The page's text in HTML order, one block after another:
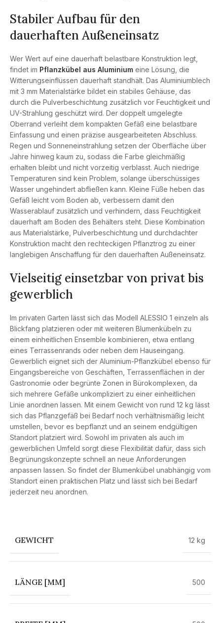
Stabiler Aufbau für den
dauerhaften Außeneinsatz
Wer Wert auf eine dauerhaft belastbare Konstruktion legt,
findet im Pflanzkübel aus Aluminium eine Lösung, die
Witterungseinflüssen dauerhaft standhält. Das Aluminiumblech
mit 3 mm Materialstärke bildet ein stabiles Gehäuse, das
durch die Pulverbeschichtung zusätzlich vor Feuchtigkeit und
UV-Strahlung geschützt wird. Der doppelt umgelegte
Oberrand verleiht dem kompakten Gefäß eine belastbare
Einfassung und einen präzise ausgearbeiteten Abschluss.
Regen und Sonneneinstrahlung setzen der Oberfläche über
Jahre hinweg kaum zu, sodass die Farbe gleichmäßig
erhalten bleibt und nicht vorzeitig verblasst. Auch niedrige
Temperaturen sind kein Problem, solange überschüssiges
Wasser ungehindert abfließen kann. Kleine Füße heben das
Gefäß leicht vom Boden ab, verbessern damit den
Wasserablauf zusätzlich und verhindern, dass Feuchtigkeit
dauerhaft am Boden des Behälters steht. Diese Kombination
aus Materialstärke, Pulverbeschichtung und durchdachter
Konstruktion macht den rechteckigen Pflanztrog zu einer
langlebigen Anschaffung für den dauerhaften Außeneinsatz.
Vielseitig einsetzbar von privat bis
gewerblich
Im privaten Garten lässt sich das Modell ALESSIO 1 einzeln als
Blickfang platzieren oder mit weiteren Blumenkübeln zu
einem einheitlichen Ensemble kombinieren, etwa entlang
eines Terrassenrands oder neben dem Hauseingang.
Gewerblich eignet sich der Aluminium-Pflanzkübel ebenso für
Eingangsbereiche von Geschäften, Terrassenflächen in der
Gastronomie oder begrünte Zonen in Bürokomplexen, da
sich mehrere Gefäße unkompliziert zu einer einheitlichen
Linie anordnen lassen. Mit einem Gewicht von rund 12 kg lässt
sich das Pflanzgefäß bei Bedarf noch verhältnismäßig leicht
umstellen, bevor es bepflanzt und an seinem endgültigen
Standort platziert wird. Sowohl im privaten als auch im
gewerblichen Umfeld sorgt diese Flexibilität dafür, dass sich
Begrünungskonzepte schnell an neue Anforderungen
anpassen lassen. So findet der Blumenkübel unabhängig vom
Standort einen praktischen Platz und lässt sich bei Bedarf
jederzeit neu anordnen.
GEWICHT 12 kg
LÄNGE [MM] 500